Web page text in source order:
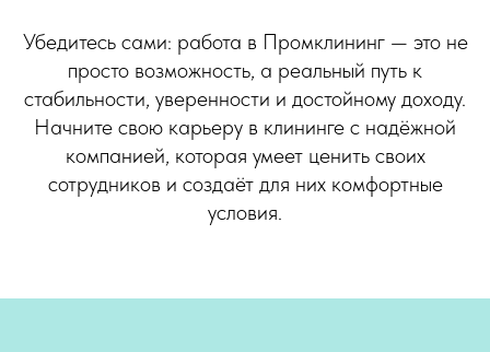
Убедитесь сами: работа в Промклининг — это не
просто возможность, а реальный путь к
стабильности, уверенности и достойному доходу.
Начните свою карьеру в клининге с надёжной
компанией, которая умеет ценить своих
сотрудников и создаёт для них комфортные
условия.